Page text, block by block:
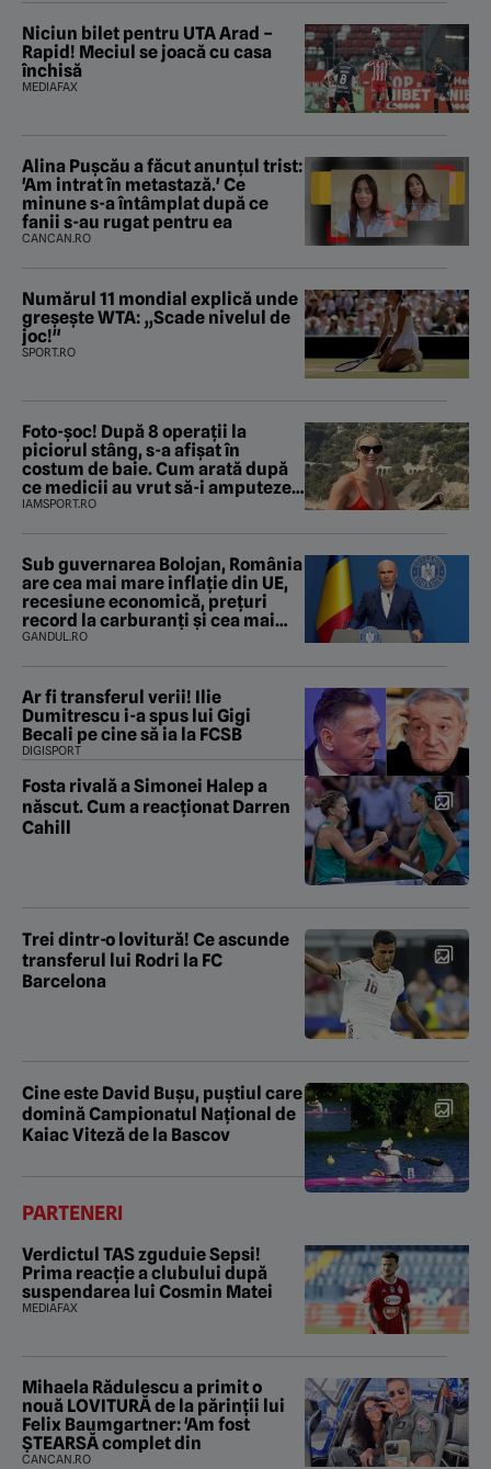
Niciun bilet pentru UTA Arad –
Rapid! Meciul se joacă cu casa
închisă
MEDIAFAX
Alina Pușcău a făcut anunțul trist:
'Am intrat în metastază.' Ce
minune s-a întâmplat după ce
fanii s-au rugat pentru ea
CANCAN.RO
Numărul 11 mondial explică unde
greșește WTA: „Scade nivelul de
joc!"
SPORT.RO
Foto-șoc! După 8 operații la
piciorul stâng, s-a afișat în
costum de baie. Cum arată după
ce medicii au vrut să-i amputeze
piciorul
IAMSPORT.RO
Sub guvernarea Bolojan, România
are cea mai mare inflație din UE,
recesiune economică, prețuri
record la carburanți și cea mai
gravă criză energetică de la
dacă își cere scuze
GANDUL.RO
Ar fi transferul verii! Ilie
Dumitrescu i-a spus lui Gigi
Becali pe cine să ia la FCSB
DIGISPORT
Fosta rivală a Simonei Halep a
născut. Cum a reacționat Darren
Cahill
Trei dintr-o lovitură! Ce ascunde
transferul lui Rodri la FC
Barcelona
Cine este David Bușu, puștiul care
domină Campionatul Național de
Kaiac Viteză de la Bascov
PARTENERI
Verdictul TAS zguduie Sepsi!
Prima reacție a clubului după
suspendarea lui Cosmin Matei
MEDIAFAX
Mihaela Rădulescu a primit o
nouă LOVITURĂ de la părinții lui
Felix Baumgartner: 'Am fost
ȘTEARSĂ complet din
CANCAN.RO